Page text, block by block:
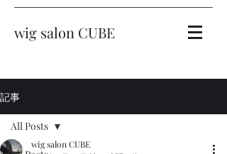
wig salon CUBE
記事
All Posts
wig salon CUBE